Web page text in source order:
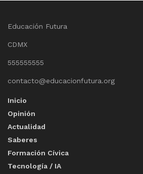
Educación Futura
CDMX
555555555
contacto@educacionfutura.org
Inicio
Opinión
Actualidad
Saberes
Formación Cívica
Tecnología / IA